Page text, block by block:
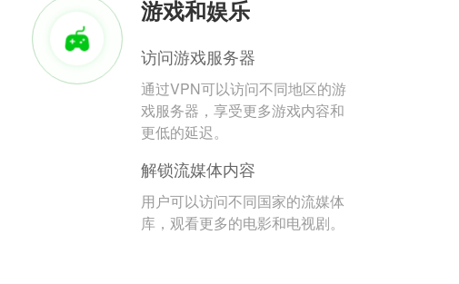
游戏和娱乐
访问游戏服务器
通过VPN可以访问不同地区的游
戏服务器，享受更多游戏内容和
更低的延迟。
解锁流媒体内容
用户可以访问不同国家的流媒体
库，观看更多的电影和电视剧。